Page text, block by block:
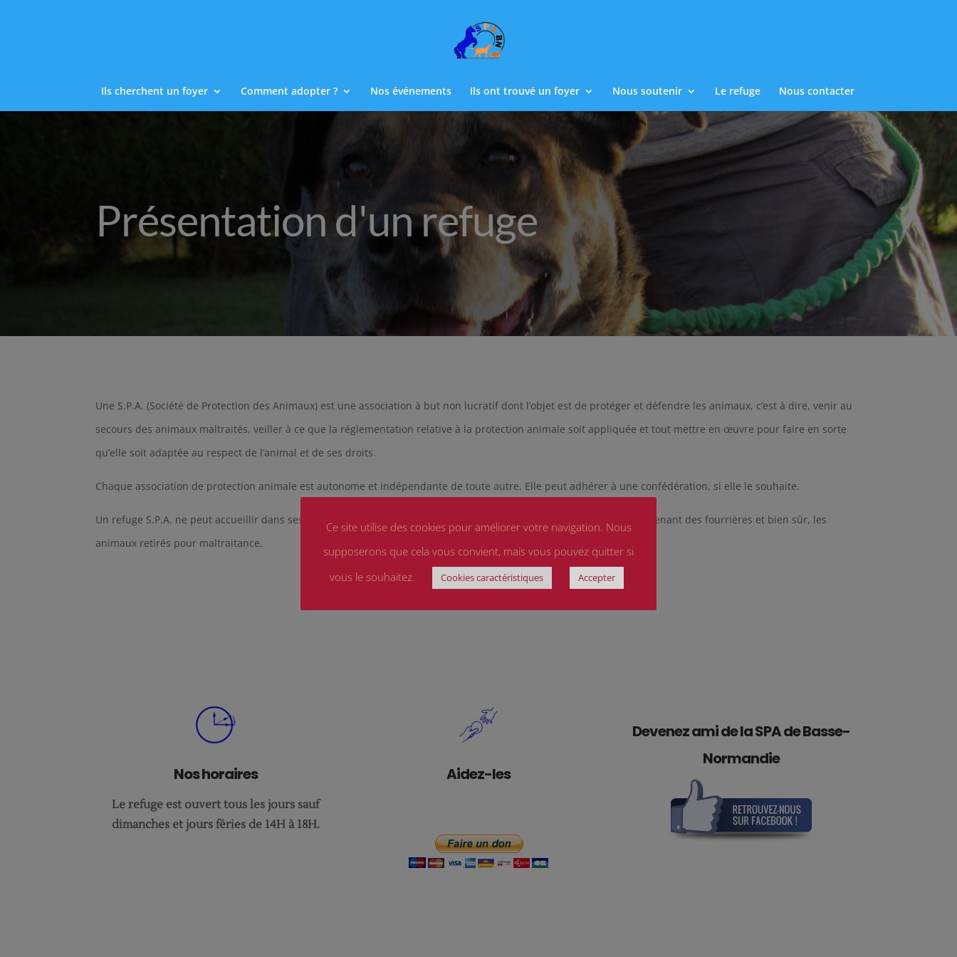
Ils cherchent un foyer Comment adopter ? Nos événements Ils ont trouvé un foyer Nous soutenir Le refuge Nous contacter
Présentation d'un refuge
Une S.P.A. (Société de Protection des Animaux) est une association à but non lucratif dont l’objet est de protéger et défendre les animaux, c’est à dire, venir au
secours des animaux maltraités, veiller à ce que la réglementation relative à la protection animale soit appliquée et tout mettre en œuvre pour faire en sorte
qu’elle soit adaptée au respect de l’animal et de ses droits.
Chaque association de protection animale est autonome et indépendante de toute autre. Elle peut adhérer à une confédération, si elle le souhaite.
Un refuge S.P.A. ne peut accueillir dans ses locaux que les animaux abandonnés par leurs maîtres, les animaux provenant des fourrières et bien sûr, les
animaux retirés pour maltraitance.
Nos horaires
Le refuge est ouvert tous les jours sauf
dimanches et jours féries de 14H à 18H.
Aidez-les
Devenez ami de la SPA de Basse-
Normandie
Ce site utilise des cookies pour améliorer votre navigation. Nous
supposerons que cela vous convient, mais vous pouvez quitter si
vous le souhaitez.
Cookies caractéristiques Accepter